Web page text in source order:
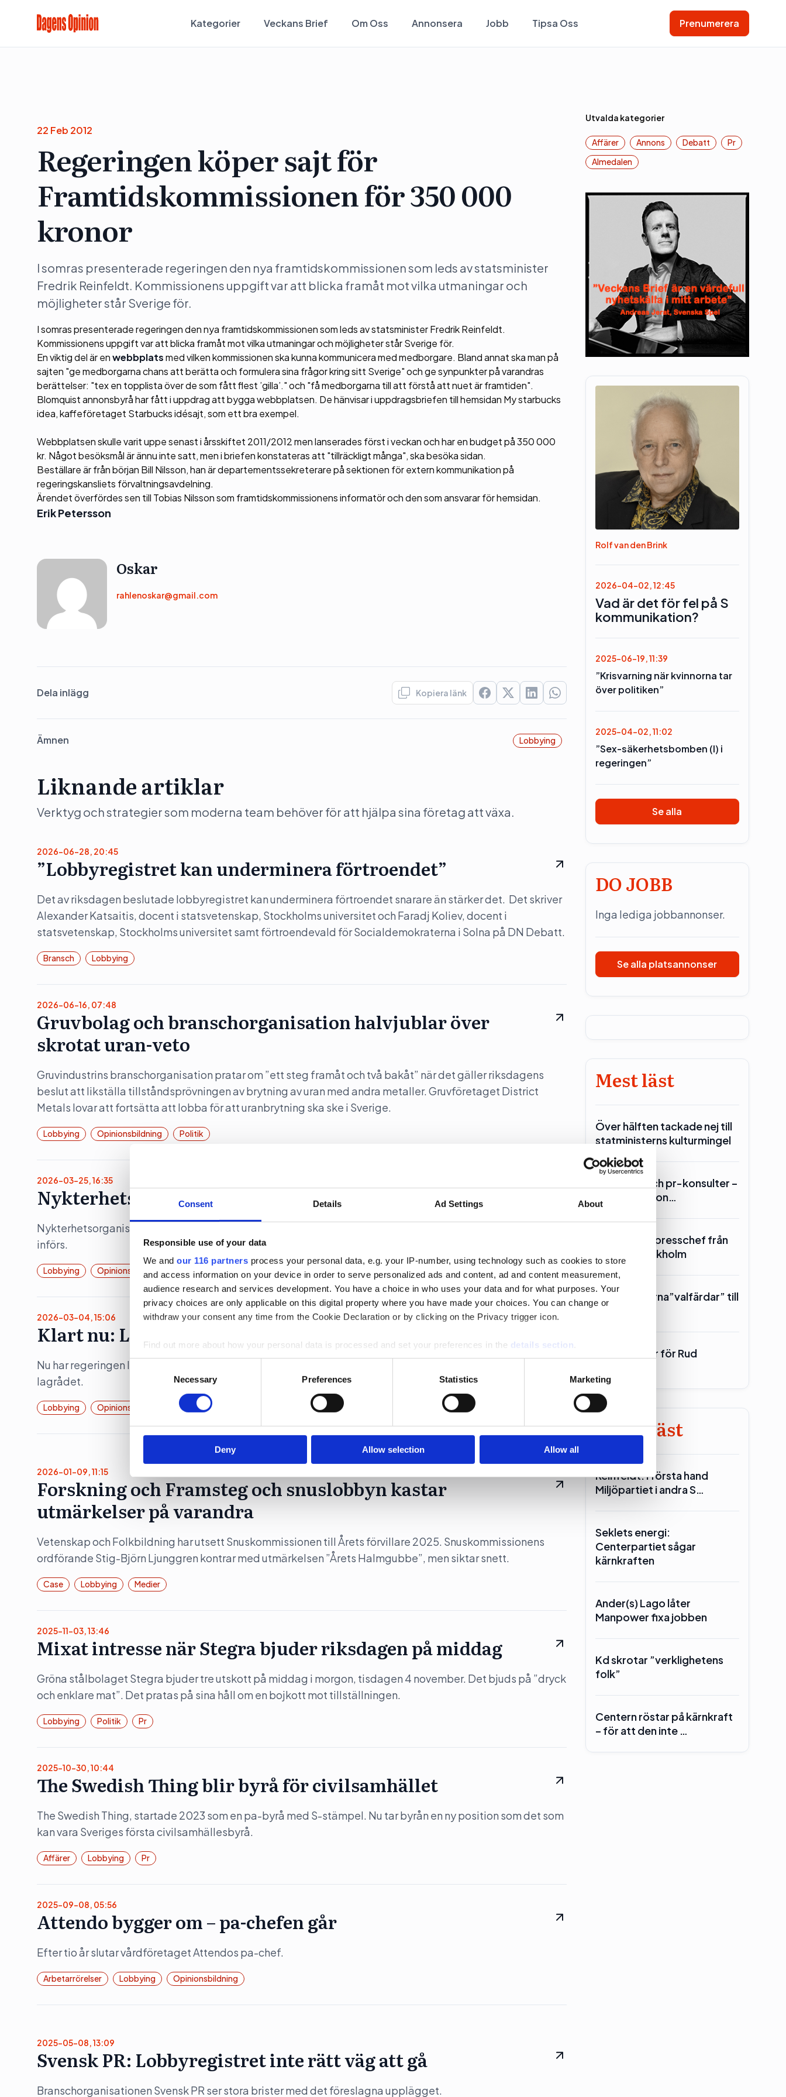
Consent Details Ad Settings About
Responsible use of your data
We and our 116 partners process your personal data, e.g. your IP-number, using technology such as cookies to store
and access information on your device in order to serve personalized ads and content, ad and content measurement,
audience research and services development. You have a choice in who uses your data and for what purposes. Your
privacy choices are only applicable on this digital property where you have made your choices. You can change or
withdraw your consent any time from the Cookie Declaration or by clicking on the Privacy trigger icon.
Find out more about how your personal data is processed and set your preferences in the details section
information about your use of our site with our social media, advertising and analytics partners who may combine it with
other information that you’ve provided to them or that they’ve collected from your use of their services.
Necessary Preferences Statistics Marketing
Deny Allow selection Allow all
Kategorier Veckans Brief Om Oss Annonsera Jobb Tipsa Oss Prenumerera
22 Feb 2012
Regeringen köper sajt för
Framtidskommissionen för 350 000
kronor
I somras presenterade regeringen den nya framtidskommissionen som leds av statsminister
Fredrik Reinfeldt. Kommissionens uppgift var att blicka framåt mot vilka utmaningar och
möjligheter står Sverige för.
I somras presenterade regeringen den nya framtidskommissionen som leds av statsminister Fredrik Reinfeldt.
Kommissionens uppgift var att blicka framåt mot vilka utmaningar och möjligheter står Sverige för.
En viktig del är enwebbplatsmed vilken kommissionen ska kunna kommunicera med medborgare. Bland annat ska man på
sajten "ge medborgarna chans att berätta och formulera sina frågor kring sitt Sverige" och ge synpunkter på varandras
berättelser: "tex en topplista över de som fått flest ’gilla’." och "få medborgarna till att förstå att nuet är framtiden".
Blomquist annonsbyrå har fått i uppdrag att bygga webbplatsen. De hänvisar i uppdragsbriefen till hemsidan My starbucks
idea, kaffeföretaget Starbucks idésajt, som ett bra exempel.
Webbplatsen skulle varit uppe senast i årsskiftet 2011/2012 men lanserades först i veckan och har en budget på 350 000
kr. Något besöksmål är ännu inte satt, men i briefen konstateras att "tillräckligt många", ska besöka sidan.
Beställare är från början Bill Nilsson, han är departementssekreterare på sektionen för extern kommunikation på
regeringskansliets förvaltningsavdelning.
Ärendet överfördes sen till Tobias Nilsson som framtidskommissionens informatör och den som ansvarar för hemsidan.
Erik Petersson
Oskar
rahlenoskar@gmail.com
Dela inlägg Kopiera länk
Ämnen Lobbying
Liknande artiklar
Verktyg och strategier som moderna team behöver för att hjälpa sina företag att växa.
2026-06-28, 20:45
”Lobbyregistret kan underminera förtroendet”
Det av riksdagen beslutade lobbyregistret kan underminera förtroendet snarare än stärker det. Det skriver
Alexander Katsaitis, docent i statsvetenskap, Stockholms universitet och Faradj Koliev, docent i
statsvetenskap, Stockholms universitet samt förtroendevald för Socialdemokraterna i Solna på DN Debatt.
Bransch Lobbying
2026-06-16, 07:48
Gruvbolag och branschorganisation halvjublar över
skrotat uran-veto
Gruvindustrins branschorganisation pratar om ”ett steg framåt och två bakåt” när det gäller riksdagens
beslut att likställa tillståndsprövningen av brytning av uran med andra metaller. Gruvföretaget District
Metals lovar att fortsätta att lobba för att uranbrytning ska ske i Sverige.
Lobbying Opinionsbildning Politik
2026-03-25, 16:35
Nykterhetslobbyn jublar över lobbyregistret
Nykterhetsorganisationen Movendi (tidigare IOGT-NTO, UNF och Junis)b jublar över att lobbyregistret
införs.
Lobbying Opinionsbildning
2026-03-04, 15:06
Klart nu: Lobbyregistret införs under sommaren
Nu har regeringen lämnat över remiss som ska ligga till grund för ett riksdagsbeslut om ett lobbyregister till
lagrådet.
Lobbying Opinionsbildning Politik
2026-01-09, 11:15
Forskning och Framsteg och snuslobbyn kastar
utmärkelser på varandra
Vetenskap och Folkbildning har utsett Snuskommissionen till Årets förvillare 2025. Snuskommissionens
ordförande Stig-Björn Ljunggren kontrar med utmärkelsen ”Årets Halmgubbe”, men siktar snett.
Case Lobbying Medier
2025-11-03, 13:46
Mixat intresse när Stegra bjuder riksdagen på middag
Gröna stålbolaget Stegra bjuder tre utskott på middag i morgon, tisdagen 4 november. Det bjuds på ”dryck
och enklare mat”. Det pratas på sina håll om en bojkott mot tillställningen.
Lobbying Politik Pr
2025-10-30, 10:44
The Swedish Thing blir byrå för civilsamhället
The Swedish Thing, startade 2023 som en pa-byrå med S-stämpel. Nu tar byrån en ny position som det som
kan vara Sveriges första civilsamhällesbyrå.
Affärer Lobbying Pr
2025-09-08, 05:56
Attendo bygger om – pa-chefen går
Efter tio år slutar vårdföretaget Attendos pa-chef.
Arbetarrörelser Lobbying Opinionsbildning
2025-05-08, 13:09
Svensk PR: Lobbyregistret inte rätt väg att gå
Branschorganisationen Svensk PR ser stora brister med det föreslagna upplägget.
Utvalda kategorier
Affärer Annons Debatt
Pr
Almedalen
Rolf van den Brink
2026-04-02, 12:45
Vad är det för fel på S
kommunikation?
2025-06-19, 11:39
”Krisvarning när kvinnorna tar
över politiken”
2025-04-02, 11:02
”Sex-säkerhetsbomben (l) i
regeringen”
Se alla
DO JOBB
Inga lediga jobbannonser.
Se alla platsannonser
Mest läst
Över hälften tackade nej till
statministerns kulturmingel
Lars Lerin och pr-konsulter –
Ulf Kristersson…
SKR hämtar presschef från
Region Stockholm
Toppolitikerna”valfärdar” till
Piteå
700 miljoner för Rud
Minst läst
Reinfeldt: I första hand
Miljöpartiet i andra S…
Seklets energi:
Centerpartiet sågar
kärnkraften
Ander(s) Lago låter
Manpower fixa jobben
Kd skrotar ”verklighetens
folk”
Centern röstar på kärnkraft
– för att den inte …